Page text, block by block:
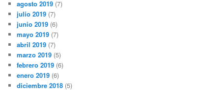
agosto 2019 (7)
julio 2019 (7)
junio 2019 (6)
mayo 2019 (7)
abril 2019 (7)
marzo 2019 (5)
febrero 2019 (6)
enero 2019 (6)
diciembre 2018 (5)